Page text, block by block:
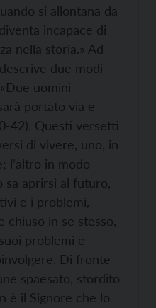
si allontana da
incapace di
nella storia.» Ad
due modi
uomini
portato via e
42). Questi versetti
di vivere, uno, in
l’altro in modo
aprirsi al futuro,
e i problemi,
chiuso in se stesso,
problemi e
Di fronte
spaesato, stordito
è il Signore che lo